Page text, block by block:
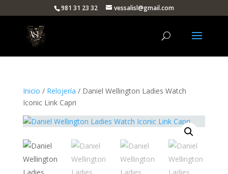
981 31 23 32 vessalisl@gmail.com
Inicio / Relojería / Daniel Wellington Ladies Watch
Iconic Link Capri